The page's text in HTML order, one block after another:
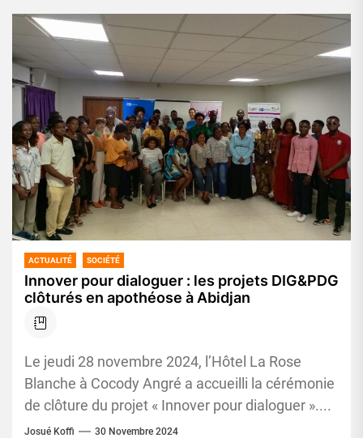
ACTUALITÉ SOCIÉTÉ
Innover pour dialoguer : les projets DIG&PDG
clôturés en apothéose à Abidjan
Le jeudi 28 novembre 2024, l’Hôtel La Rose
Blanche à Cocody Angré a accueilli la cérémonie
de clôture du projet « Innover pour dialoguer »....
Josué Koffi 30 Novembre 2024